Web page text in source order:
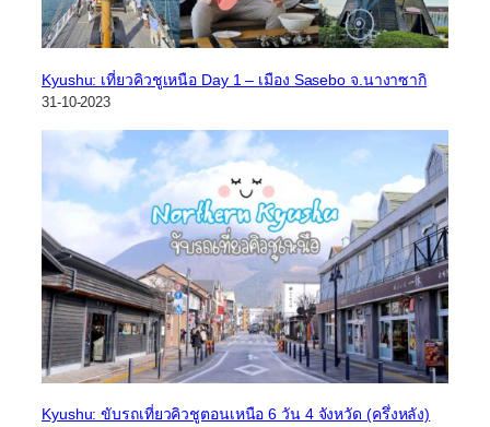
Kyushu: เที่ยวคิวชูเหนือ Day 1 – เมือง Sasebo จ.นางาซากิ
31-10-2023
Kyushu: ขับรถเที่ยวคิวชูตอนเหนือ 6 วัน 4 จังหวัด (ครึ่งหลัง)